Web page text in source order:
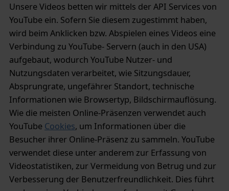
Unsere Videos betten wir mittels der API Services von
YouTube ein. Sofern Sie diesem zugestimmt haben,
wird beim Anklicken bzw. Abspielen eines Videos eine
Verbindung zu YouTube- Servern (auch in den USA)
aufgebaut, wodurch YouTube Nutzer- und
Nutzungsdaten verarbeitet, wie Sitzungsdauer,
Absprungrate, ungefährer Standort, technische
Informationen wie Browsertyp, Bildschirmauflösung.
Wie die meisten Online-Präsenzen verwendet auch
YouTube Cookies, um Informationen über die
Besucher ihrer Online-Präsenz zu sammeln. YouTube
verwendet diese unter anderem zur Erfassung von
Videostatistiken, zur Vermeidung von Betrug und zur
Verbesserung der Benutzerfreundlichkeit. Dies führt